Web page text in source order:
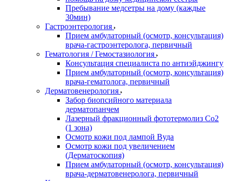
Пребывание медсетры на дому (каждые
30мин)
Гастроэнтерология
Прием амбулаторный (осмотр, консультация)
врача-гастроэнтеролога, первичный
Гематология / Гемостазиология
Консультация специалиста по антиэйджингу
Прием амбулаторный (осмотр, консультация)
врача-гематолога, первичный
Дерматовенерология
Забор биопсийного материала
дерматопанчем
Лазерный фракционный фототермолиз Со2
(1 зона)
Осмотр кожи под лампой Вуда
Осмотр кожи под увеличением
(Дерматоскопия)
Прием амбулаторный (осмотр, консультация)
врача-дерматовенеролога, первичный